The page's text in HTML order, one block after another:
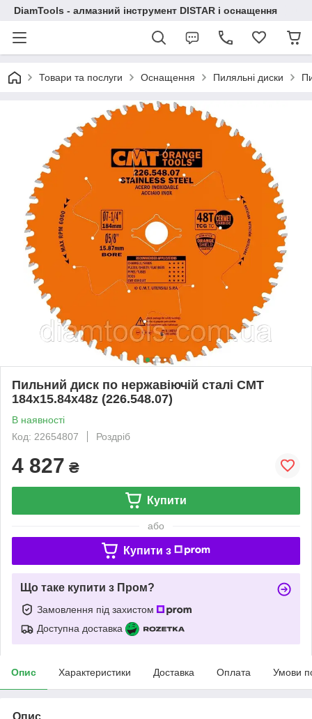
DiamTools - алмазний інструмент DISTAR і оснащення
Товари та послуги Оснащення Пиляльні диски
Пильний диск по нержавіючій сталі СМТ
184х15.84х48z (226.548.07)
В наявності
Код: 22654807
Роздріб
4 827 ₴
Купити
або
Купити з
Що таке купити з Пром?
Замовлення під захистом
Доступна доставка
Опис Характеристики Доставка Оплата Умови
Опис